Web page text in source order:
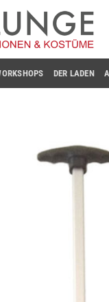
DER LADEN